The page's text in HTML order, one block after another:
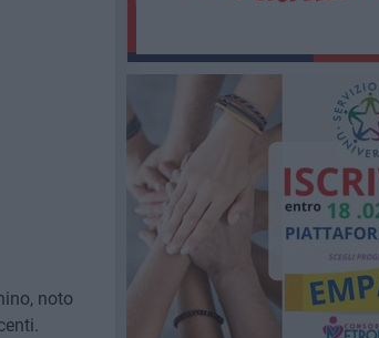
noto